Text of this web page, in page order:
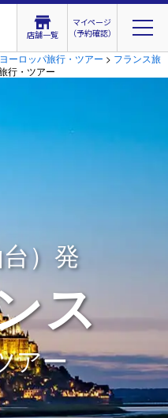
店舗一覧
マイページ
（予約確認）
ヨーロッパ旅行・ツアー > フランス旅
行・ツアー
）発
ス
アー